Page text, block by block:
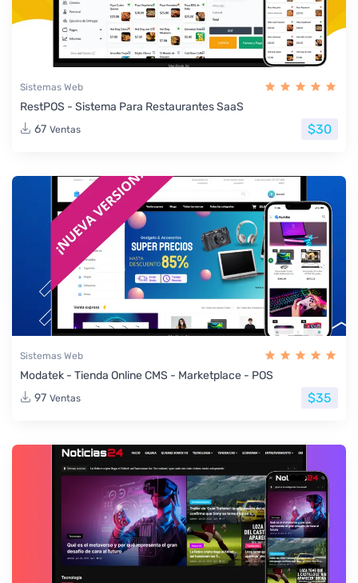
Sistemas Web
RestPOS - Sistema Para Restaurantes SaaS
67 Ventas $30
Sistemas Web
Modatek - Tienda Online CMS - Marketplace - POS
97 Ventas $35